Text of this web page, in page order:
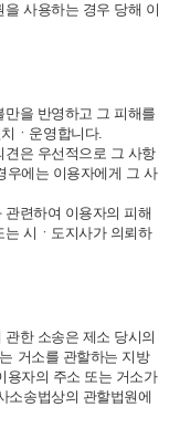
사용하는 경우 당해 이
을 반영하고 그 피해를
ㆍ운영합니다.
은 우선적으로 그 사항
우에는 이용자에게 그 사
련하여 이용자의 피해
는 시ㆍ도지사가 의뢰하
한 소송은 제소 당시의
거소를 관할하는 지방
용자의 주소 또는 거소가
소송법상의 관할법원에